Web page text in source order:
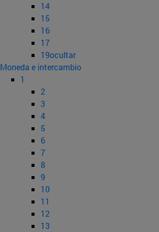
14
15
16
17
19ocultar
Moneda e intercambio
1
2
3
4
5
6
7
8
9
10
11
12
13